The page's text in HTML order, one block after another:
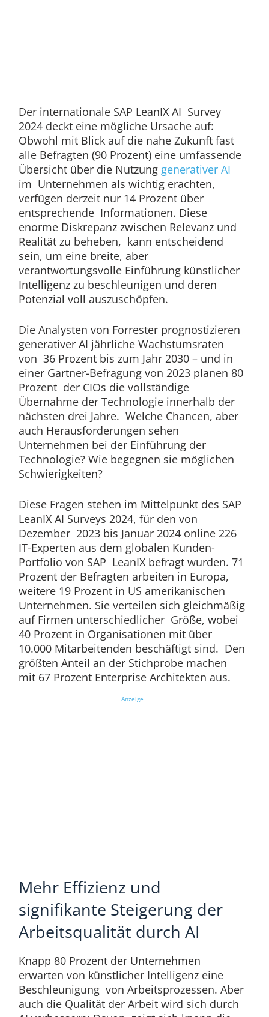
Der internationale SAP LeanIX AI Survey
2024 deckt eine mögliche Ursache auf:
Obwohl mit Blick auf die nahe Zukunft fast
alle Befragten (90 Prozent) eine umfassende
Übersicht über die Nutzung generativer AI
im Unternehmen als wichtig erachten,
verfügen derzeit nur 14 Prozent über
entsprechende Informationen. Diese
enorme Diskrepanz zwischen Relevanz und
Realität zu beheben, kann entscheidend
sein, um eine breite, aber
verantwortungsvolle Einführung künstlicher
Intelligenz zu beschleunigen und deren
Potenzial voll auszuschöpfen.
Die Analysten von Forrester prognostizieren
generativer AI jährliche Wachstumsraten
von 36 Prozent bis zum Jahr 2030 – und in
einer Gartner-Befragung von 2023 planen 80
Prozent der CIOs die vollständige
Übernahme der Technologie innerhalb der
nächsten drei Jahre. Welche Chancen, aber
auch Herausforderungen sehen
Unternehmen bei der Einführung der
Technologie? Wie begegnen sie möglichen
Schwierigkeiten?
Diese Fragen stehen im Mittelpunkt des SAP
LeanIX AI Surveys 2024, für den von
Dezember 2023 bis Januar 2024 online 226
IT-Experten aus dem globalen Kunden-
Portfolio von SAP LeanIX befragt wurden. 71
Prozent der Befragten arbeiten in Europa,
weitere 19 Prozent in US amerikanischen
Unternehmen. Sie verteilen sich gleichmäßig
auf Firmen unterschiedlicher Größe, wobei
40 Prozent in Organisationen mit über
10.000 Mitarbeitenden beschäftigt sind. Den
größten Anteil an der Stichprobe machen
mit 67 Prozent Enterprise Architekten aus.
Anzeige
Mehr Effizienz und
signifikante Steigerung der
Arbeitsqualität durch AI
Knapp 80 Prozent der Unternehmen
erwarten von künstlicher Intelligenz eine
Beschleunigung von Arbeitsprozessen. Aber
auch die Qualität der Arbeit wird sich durch